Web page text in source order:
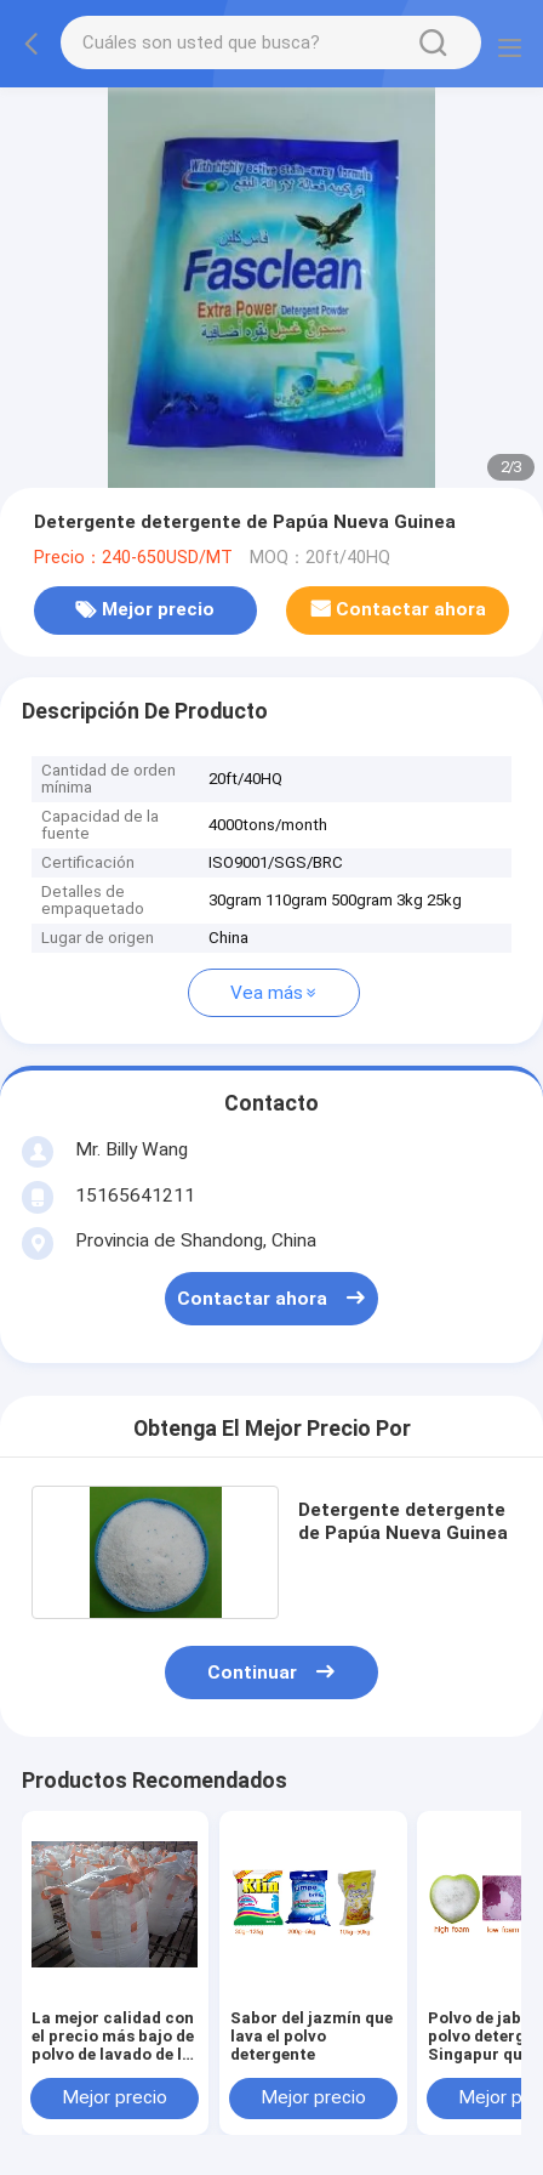
2/3
Detergente detergente de Papúa Nueva Guinea
Precio：240-650USD/MT MOQ：20ft/40HQ
Mejor precio Contactar ahora
Descripción De Producto
Cantidad de orden
mínima
20ft/40HQ
Capacidad de la
fuente
4000tons/month
Certificación
ISO9001/SGS/BRC
Detalles de
empaquetado
30gram 110gram 500gram 3kg 25kg
Lugar de origen China
Vea más
Contacto
Mr. Billy Wang
15165641211
Provincia de Shandong, China
Contactar ahora
Obtenga El Mejor Precio Por
Detergente detergente
de Papúa Nueva Guinea
Continuar
Productos Recomendados
La mejor calidad con
el precio más bajo de
polvo de lavado de la
Detergente de lavado
de polvo 400g
Mejor precio
Sabor del jazmín que
lava el polvo
detergente
Mejor precio
Polvo de
polvo
Singapur que
Mejor